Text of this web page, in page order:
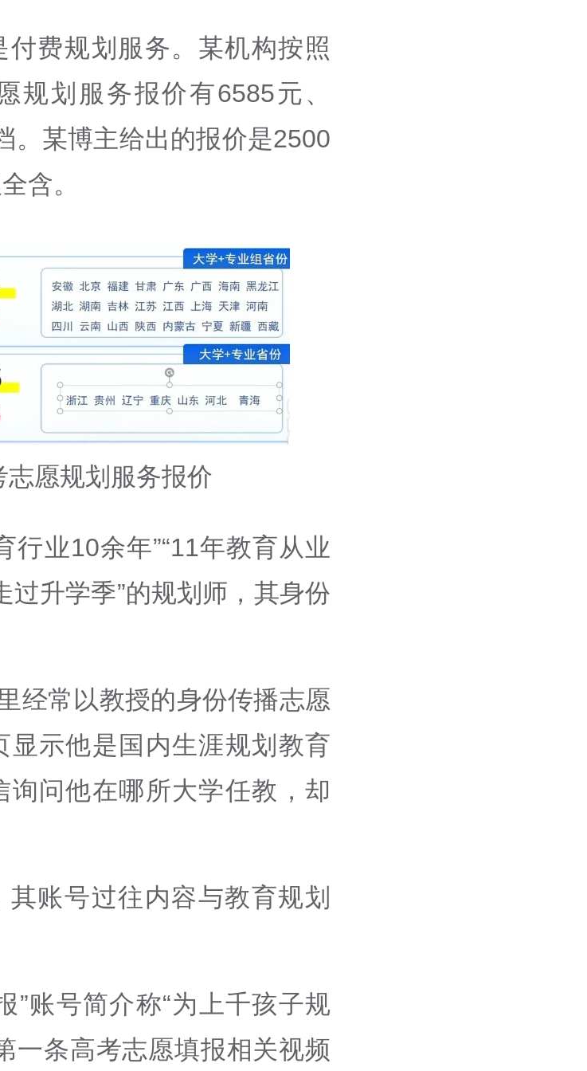
付费规划服务。某机构按照
规划服务报价有6585元、
。某博主给出的报价是2500
含。
愿规划服务报价
行业10余年”“11年教育从业
过升学季”的规划师，其身份
经常以教授的身份传播志愿
显示他是国内生涯规划教育
询问他在哪所大学任教，却
账号过往内容与教育规划
”账号简介称“为上千孩子规
一条高考志愿填报相关视频